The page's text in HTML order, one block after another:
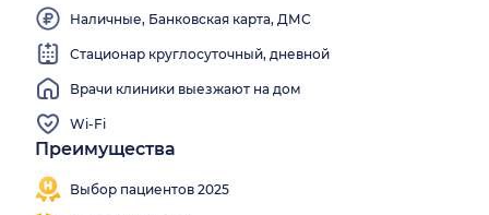
Наличные, Банковская карта, ДМС
Стационар круглосуточный, дневной
Врачи клиники выезжают на дом
Wi-Fi
Преимущества
Выбор пациентов 2025
специальностей
Записалось
человек
запись
стационар